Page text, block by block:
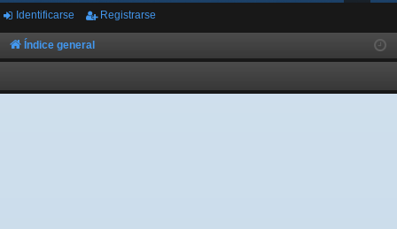
or
os
ar
ist
rs
Identificarse Registrarse
Índice general